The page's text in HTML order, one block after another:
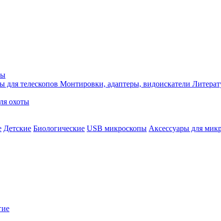
для телескопов Монтировки, адаптеры, видоискатели
охоты
Детские Биологические USB микроскопы Аксессуары для